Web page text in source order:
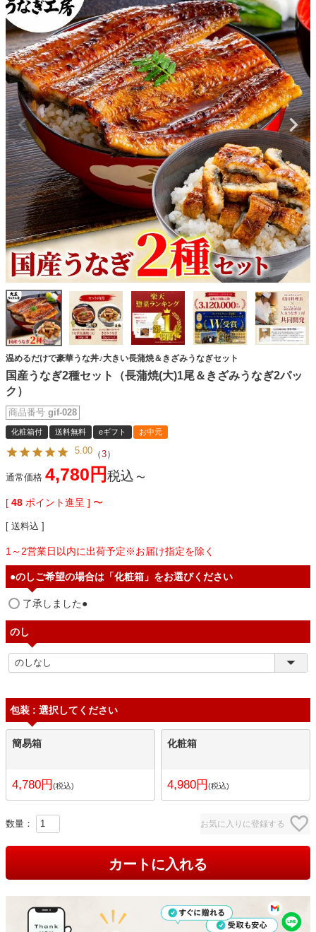
温めるだけで豪華うな丼♪大きい長蒲焼＆きざみうなぎセット
国産うなぎ2種セット（長蒲焼(大)1尾＆きざみうなぎ2パッ
ク）
商品番号 gif-028
化粧箱付 送料無料 eギフト お中元
5.00 （3）
通常価格 4,780 税込 〜
[ 48 ポイント進呈 ] 〜
送料込
1～2営業日以内に出荷予定※お届け指定を除く
●のしご希望の場合は「化粧箱」をお選びください
了承しました●
のし
包装 選択してください
簡易箱
4,780 税込
化粧箱
4,980 税込
お気に入りに登録する
カートに入れる